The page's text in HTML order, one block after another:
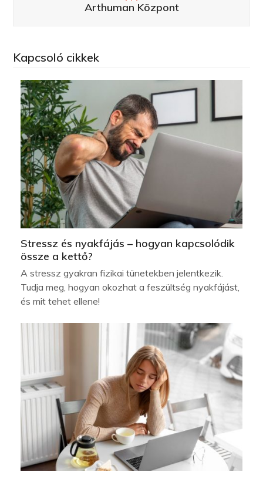
Arthuman Központ
Kapcsoló cikkek
Stressz és nyakfájás – hogyan kapcsolódik
össze a kettő?
A stressz gyakran fizikai tünetekben jelentkezik.
Tudja meg, hogyan okozhat a feszültség nyakfájást,
és mit tehet ellene!